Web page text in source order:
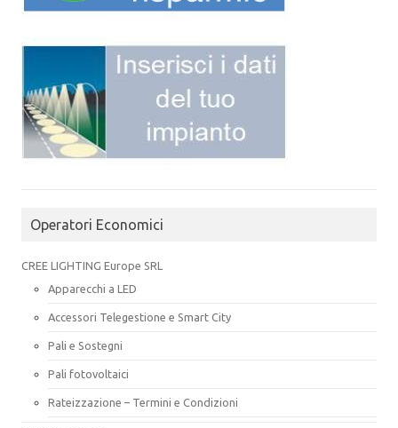
Operatori Economici
CREE LIGHTING Europe SRL
Apparecchi a LED
Accessori Telegestione e Smart City
Pali e Sostegni
Pali fotovoltaici
Rateizzazione – Termini e Condizioni